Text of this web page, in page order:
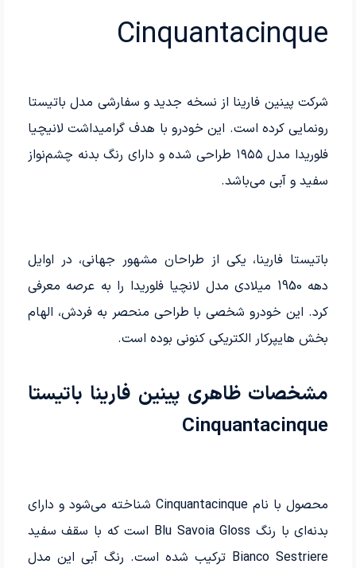
Cinquantacinque
شرکت پینین فارینا از نسخه جدید و سفارشی مدل باتیستا
رونمایی کرده است. این خودرو با هدف گرامیداشت لانیچیا
فلوریدا مدل ۱۹۵۵ طراحی شده و دارای رنگ بدنه چشم‌نواز
سفید و آبی می‌باشد.
باتیستا فارینا، یکی از طراحان مشهور جهانی، در اوایل
دهه 1950 میلادی مدل لانچیا فلوریدا را به عرصه معرفی
کرد. این خودرو شخصی با طراحی منحصر به فردش، الهام
بخش هایپرکار الکتریکی کنونی بوده است.
مشخصات ظاهری پینین‌ فارینا باتیستا
Cinquantacinque
محصول با نام Cinquantacinque شناخته می‌شود و دارای
بدنه‌ای با رنگ Blu Savoia Gloss است که با سقف سفید
Bianco Sestriere ترکیب شده است. رنگ آبی این مدل